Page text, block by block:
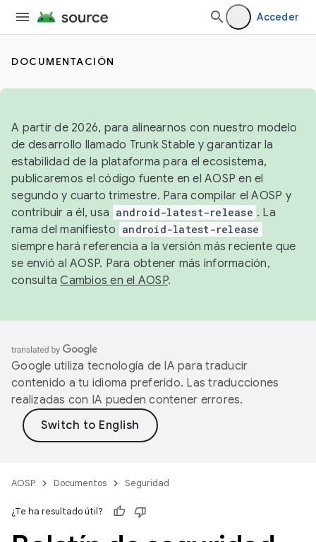
Acceder
DOCUMENTACIÓN
A partir de 2026, para alinearnos con nuestro modelo
de desarrollo llamado Trunk Stable y garantizar la
estabilidad de la plataforma para el ecosistema,
publicaremos el código fuente en el AOSP en el
segundo y cuarto trimestre. Para compilar el AOSP y
contribuir a él, usa android-latest-release . La
rama del manifiesto android-latest-release
siempre hará referencia a la versión más reciente que
se envió al AOSP. Para obtener más información,
consultaCambios en el AOSP.
Google utiliza tecnología de IA para traducir
contenido a tu idioma preferido. Las traducciones
realizadas con IA pueden contener errores.
AOSP Documentos Seguridad
¿Te ha resultado útil?